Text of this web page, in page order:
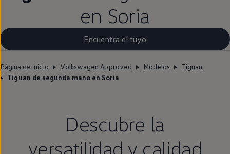
en Soria
Encuentra el tuyo
Página de inicio Volkswagen Approved Modelos
Tiguan
Tiguan de segunda mano en Soria
Descubre la
versatilidad y calidad